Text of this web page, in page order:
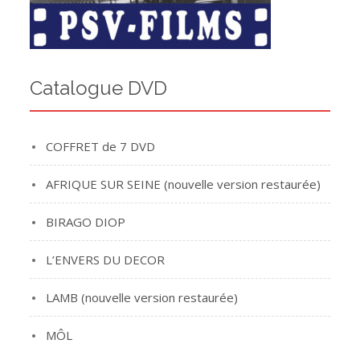
Catalogue DVD
COFFRET de 7 DVD
AFRIQUE SUR SEINE (nouvelle version restaurée)
BIRAGO DIOP
L’ENVERS DU DECOR
LAMB (nouvelle version restaurée)
MÔL